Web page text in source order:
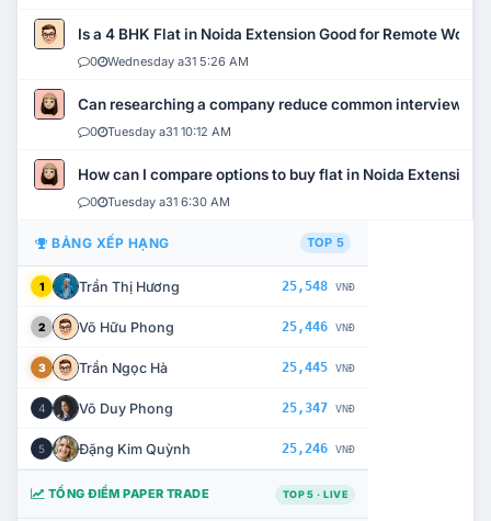
Is a 4 BHK Flat in Noida Extension Good for Remote Work?
0 Wednesday a31 5:26 AM
Can researching a company reduce common interview
0 Tuesday a31 10:12 AM
How can I compare options to buy flat in Noida Extension?
0 Tuesday a31 6:30 AM
BẢNG XẾP HẠNG TOP 5
1 Trần Thị Hương 25,548 VNĐ
2 Võ Hữu Phong 25,446 VNĐ
3 Trần Ngọc Hà 25,445 VNĐ
4 Võ Duy Phong 25,347 VNĐ
5 Đặng Kim Quỳnh 25,246 VNĐ
TỔNG ĐIỂM PAPER TRADE TOP 5 · LIVE